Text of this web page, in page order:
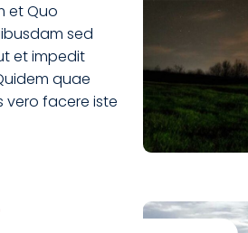
et Quo
sed
et impedit
quae
vero facere iste